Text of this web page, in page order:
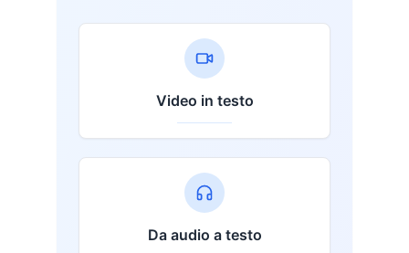
Video in testo
Da audio a testo